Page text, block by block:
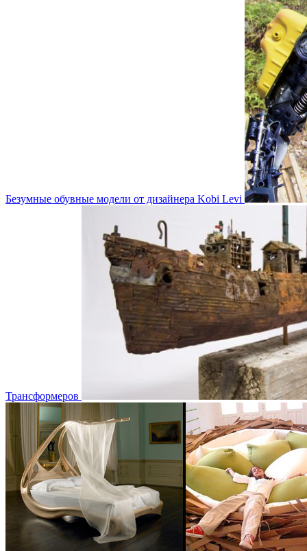
Безумные обувные модели от дизайнера Kobi Levi
Трансформеров